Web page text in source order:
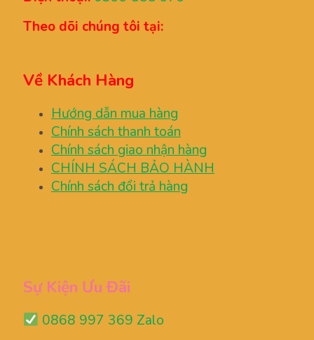
Theo dõi chúng tôi tại:
Về Khách Hàng
Hướng dẫn mua hàng
Chính sách thanh toán
Chính sách giao nhận hàng
CHÍNH SÁCH BẢO HÀNH
Chính sách đổi trả hàng
Sự Kiện Ưu Đãi
0868 997 369 Zalo